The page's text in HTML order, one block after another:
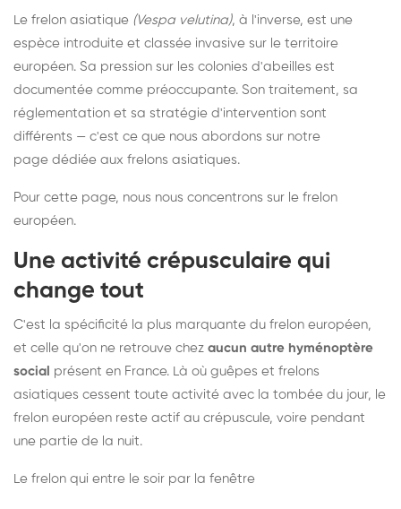
Le frelon asiatique (Vespa velutina), à l'inverse, est une
espèce introduite et classée invasive sur le territoire
européen. Sa pression sur les colonies d'abeilles est
documentée comme préoccupante. Son traitement, sa
réglementation et sa stratégie d'intervention sont
différents — c'est ce que nous abordons sur notre
page dédiée aux frelons asiatiques.
Pour cette page, nous nous concentrons sur le frelon
européen.
Une activité crépusculaire qui
change tout
C'est la spécificité la plus marquante du frelon européen,
et celle qu'on ne retrouve chez aucun autre hyménoptère
social présent en France. Là où guêpes et frelons
asiatiques cessent toute activité avec la tombée du jour, le
frelon européen reste actif au crépuscule, voire pendant
une partie de la nuit.
Le frelon qui entre le soir par la fenêtre